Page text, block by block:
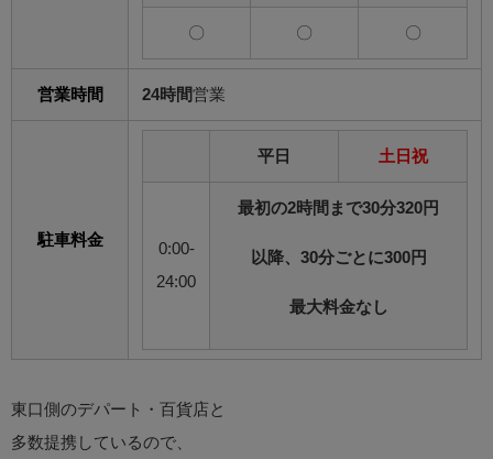
〇 〇 〇
営業時間 24時間営業
駐車料金
平日 土日祝
0:00-
24:00
最初の2時間まで30分320円
以降、30分ごとに300円
最大料金なし
東口側のデパート・百貨店と
多数提携しているので、